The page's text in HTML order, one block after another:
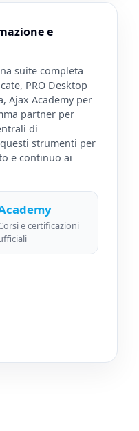
e
suite completa
PRO Desktop
Ajax Academy per
partner per
di
strumenti per
e continuo ai
e certificazioni